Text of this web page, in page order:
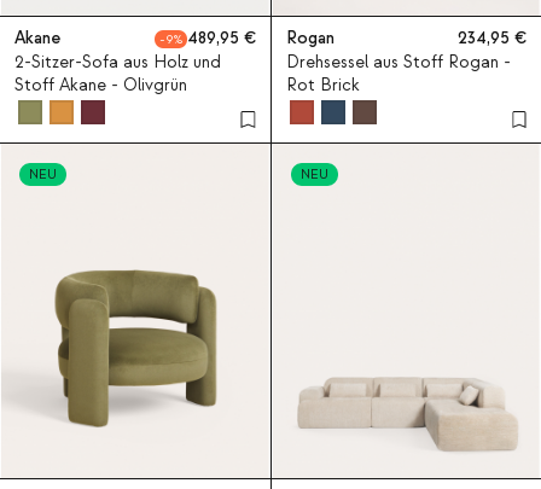
Akane 9
489,95
2-Sitzer-Sofa aus Holz und
Stoff Akane - Olivgrün
Rogan
234,95
Drehsessel aus Stoff Rogan -
Rot Brick
NEU NEU